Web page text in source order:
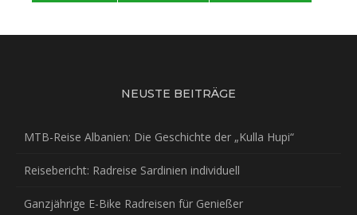
NEUSTE BEITRÄGE
MTB-Reise Albanien: Die Geschichte der „Kulla Hupi“
Reisebericht: Radreise Sardinien individuell
Ganzjährige E-Bike Radreisen für Genießer